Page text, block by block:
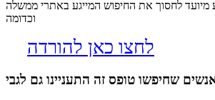
לחסוך את החיפוש המייגע באתרי ממשלה
וכדומה
לחצו כאן להורדה
שחיפשו טופס זה התעניינו גם לגבי